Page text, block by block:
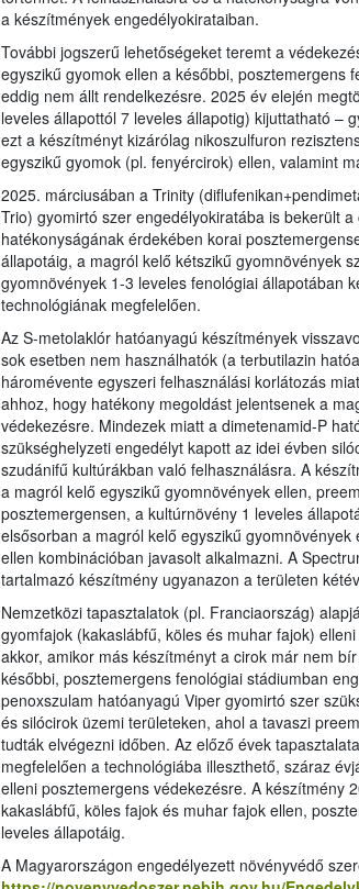
a készítmények engedélyokirataiban.
További jogszerű lehetőségeket teremt a
egyszikű gyomok ellen a későbbi, posztemergens
eddig nem állt rendelkezésre. 2025 év elején
leveles állapottól 7 leveles állapotig) kijuttatható –
ezt a készítményt kizárólag nikoszulfuron
egyszikű gyomok (pl. fenyércirok) ellen, valamint
2025. márciusában a Trinity
Trio) gyomirtó szer engedélyokiratába is bekerült
hatékonyságának érdekében korai
állapotáig, a magról kelő kétszikű gyomnövények
gyomnövények 1-3 leveles fenológiai állapotában
technológiának megfelelően.
Az S-metolaklór hatóanyagú készítmények
sok esetben nem használhatók (a terbutilazin
háromévente egyszeri felhasználási korlátozás
ahhoz, hogy hatékony megoldást jelentsenek a
védekezésre. Mindezek miatt a dimetenamid-P
szükséghelyzeti engedélyt kapott az idei évben
szudánifű kultúrákban való felhasználásra. A
a magról kelő egyszikű gyomnövények ellen,
posztemergensen, a kultúrnövény 1 leveles
elsősorban a magról kelő egyszikű
ellen kombinációban javasolt alkalmazni. A
tartalmazó készítmény ugyanazon a területen
Nemzetközi tapasztalatok (pl. Franciaország)
gyomfajok (kakaslábfű, köles és muhar fajok)
akkor, amikor más készítményt a cirok már nem
későbbi, posztemergens fenológiai stádiumban
penoxszulam hatóanyagú Viper gyomirtó szer
és silócirok üzemi területeken, ahol a tavaszi
tudták elvégezni időben. Az előző évek
megfelelően a technológiába illeszthető, száraz
elleni posztemergens védekezésre. A készítmény
kakaslábfű, köles fajok és muhar fajok ellen,
leveles állapotáig.
A Magyarországon engedélyezett növényvédő